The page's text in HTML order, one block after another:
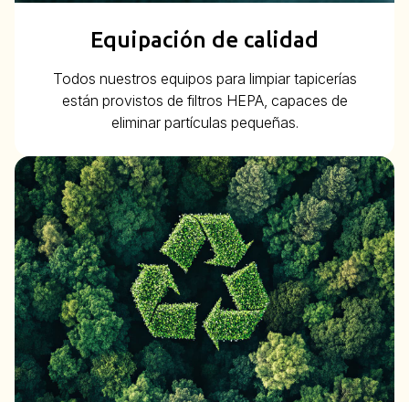
Equipación de calidad
Todos nuestros equipos para limpiar tapicerías
están provistos de filtros HEPA, capaces de
eliminar partículas pequeñas.